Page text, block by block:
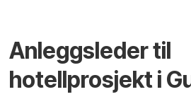
Anleggsleder til
hotellprosjekt i